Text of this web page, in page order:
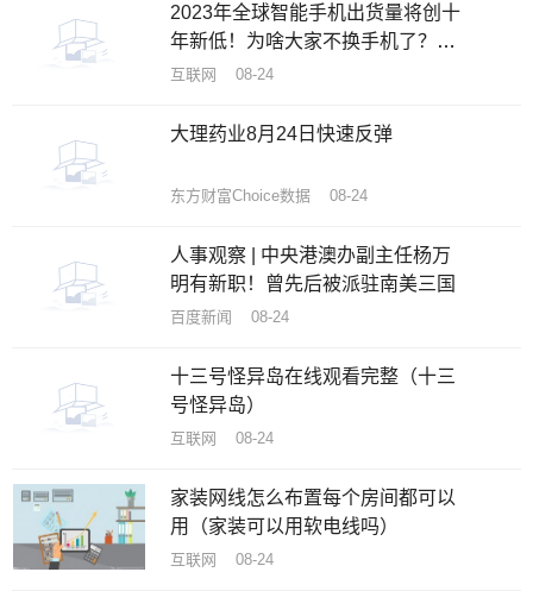
2023年全球智能手机出货量将创十
年新低！为啥大家不换手机了？机
构揭秘原因
互联网 08-24
大理药业8月24日快速反弹
东方财富Choice数据 08-24
人事观察 | 中央港澳办副主任杨万
明有新职！曾先后被派驻南美三国
百度新闻 08-24
十三号怪异岛在线观看完整（十三
号怪异岛）
互联网 08-24
家装网线怎么布置每个房间都可以
用（家装可以用软电线吗）
互联网 08-24